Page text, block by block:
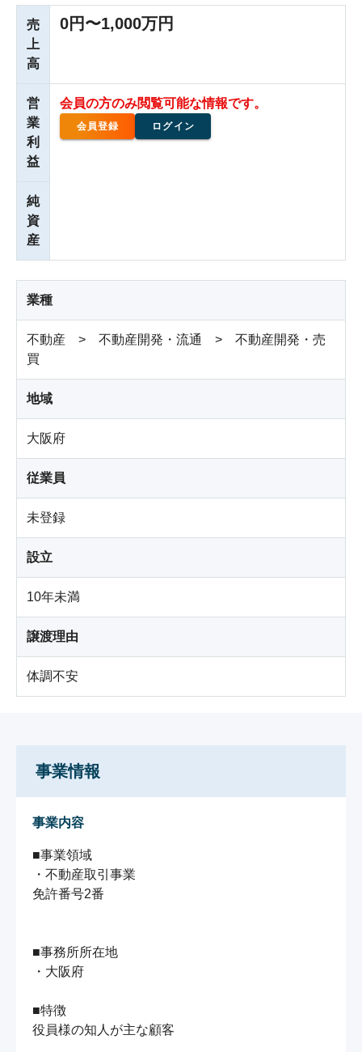
売
上
高
0円〜1,000万円
営
業
利
益
会員の方のみ閲覧可能な情報です。
会員登録 ログイン
純
資
産
業種
不動産 > 不動産開発・流通 > 不動産開発・売
買
地域
大阪府
従業員
未登録
設立
10年未満
譲渡理由
体調不安
事業情報
事業内容
■事業領域
・不動産取引事業
免許番号2番
■事務所所在地
・大阪府
■特徴
役員様の知人が主な顧客